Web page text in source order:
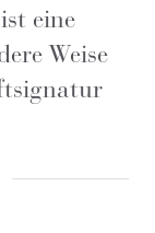
eine
Weise